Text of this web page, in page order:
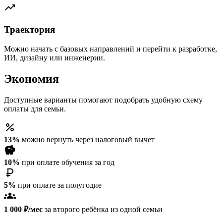
trending_up
Траектория
Можно начать с базовых направлений и перейти к разработке,
ИИ, дизайну или инженерии.
Экономия
Доступные варианты помогают подобрать удобную схему
оплаты для семьи.
percent
13% можно вернуть через налоговый вычет
savings
10% при оплате обучения за год
currency_ruble
5% при оплате за полугодие
groups
1 000 ₽/мес за второго ребёнка из одной семьи